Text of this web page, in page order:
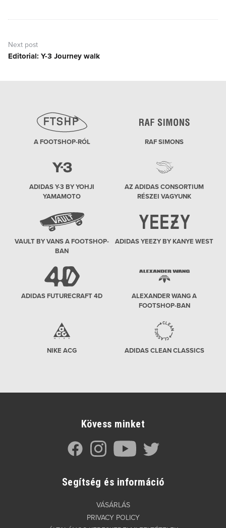
Next post
Next
Editorial: Y-3 Journey walk
A FOOTSHOP-RÓL RAF SIMONS
ADIDAS Y-3 BY YOHJI
YAMAMOTO
AZ ADIDAS CONSORTIUM
RÉSZEI VAGYUNK
VAULT BY VANS A FOOTSHOP-
BAN
ADIDAS YEEZY BY KANYE WEST
ADIDAS FUTURECRAFT 4D
ALEXANDER WANG A
FOOTSHOP-BAN
NIKE ACG ADIDAS CLEAN CLASSICS
Kövess minket
Segítség és információ
VÁSÁRLÁS
PRIVACY POLICY